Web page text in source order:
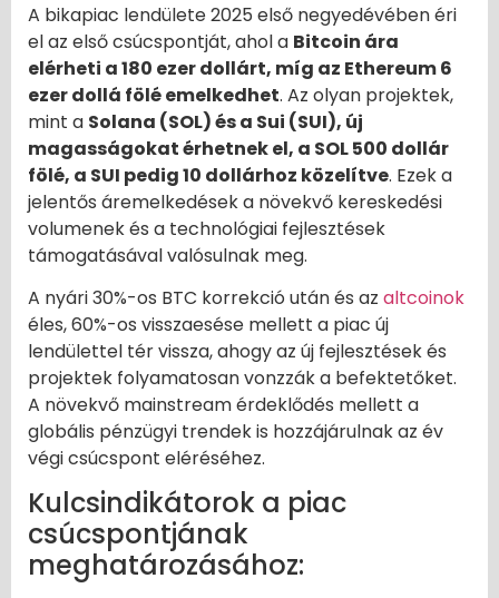
A bikapiac lendülete 2025 első negyedévében éri
el az első csúcspontját, ahol a Bitcoin ára
elérheti a 180 ezer dollárt, míg az Ethereum 6
ezer dollá fölé emelkedhet. Az olyan projektek,
mint a Solana (SOL) és a Sui (SUI), új
magasságokat érhetnek el, a SOL 500 dollár
fölé, a SUI pedig 10 dollárhoz közelítve. Ezek a
jelentős áremelkedések a növekvő kereskedési
volumenek és a technológiai fejlesztések
támogatásával valósulnak meg.
A nyári 30%-os BTC korrekció után és az altcoinok
éles, 60%-os visszaesése mellett a piac új
lendülettel tér vissza, ahogy az új fejlesztések és
projektek folyamatosan vonzzák a befektetőket.
A növekvő mainstream érdeklődés mellett a
globális pénzügyi trendek is hozzájárulnak az év
végi csúcspont eléréséhez.
Kulcsindikátorok a piac
csúcspontjának
meghatározásához: